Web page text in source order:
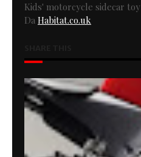
Kids' motorcycle sidecar toy
Da Habitat.co.uk